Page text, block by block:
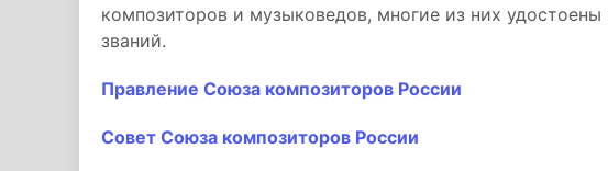
композиторов и музыковедов, многие из них
званий.
Правление Союза композиторов России
Совет Союза композиторов России